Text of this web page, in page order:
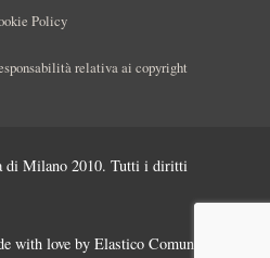
Policy
relativa ai copyright
di Milano 2010. Tutti i diritti
with love by Elastico Comunicazione